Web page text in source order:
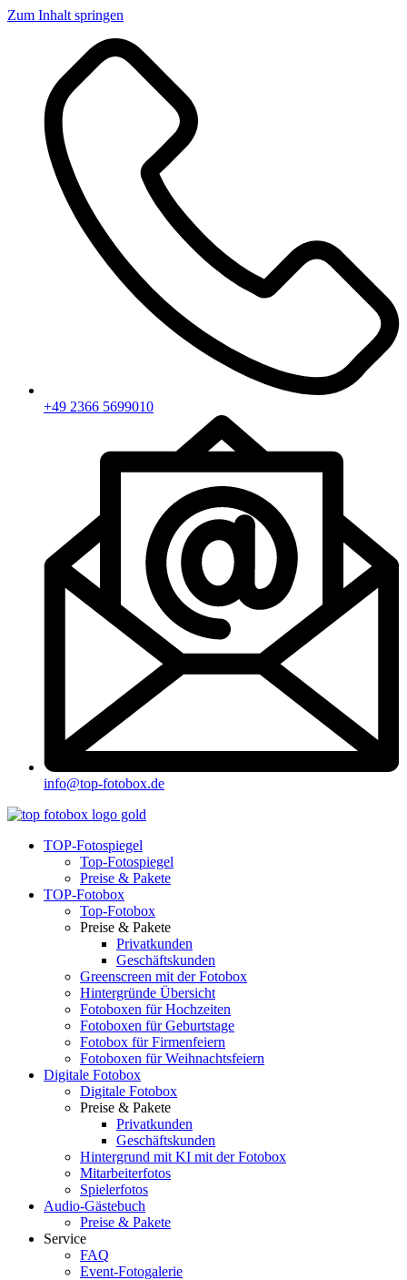
Zum Inhalt springen
+49 2366 5699010
info@top-fotobox.de
TOP-Fotospiegel
Top-Fotospiegel
Preise & Pakete
TOP-Fotobox
Top-Fotobox
Preise & Pakete
Privatkunden
Geschäftskunden
Greenscreen mit der Fotobox
Hintergründe Übersicht
Fotoboxen für Hochzeiten
Fotoboxen für Geburtstage
Fotobox für Firmenfeiern
Fotoboxen für Weihnachtsfeiern
Digitale Fotobox
Digitale Fotobox
Preise & Pakete
Privatkunden
Geschäftskunden
Hintergrund mit KI mit der Fotobox
Mitarbeiterfotos
Spielerfotos
Audio-Gästebuch
Preise & Pakete
Service
FAQ
Event-Fotogalerie